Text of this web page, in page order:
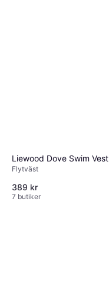
Liewood Dove Swim Vest
Flytväst
389 kr
7 butiker